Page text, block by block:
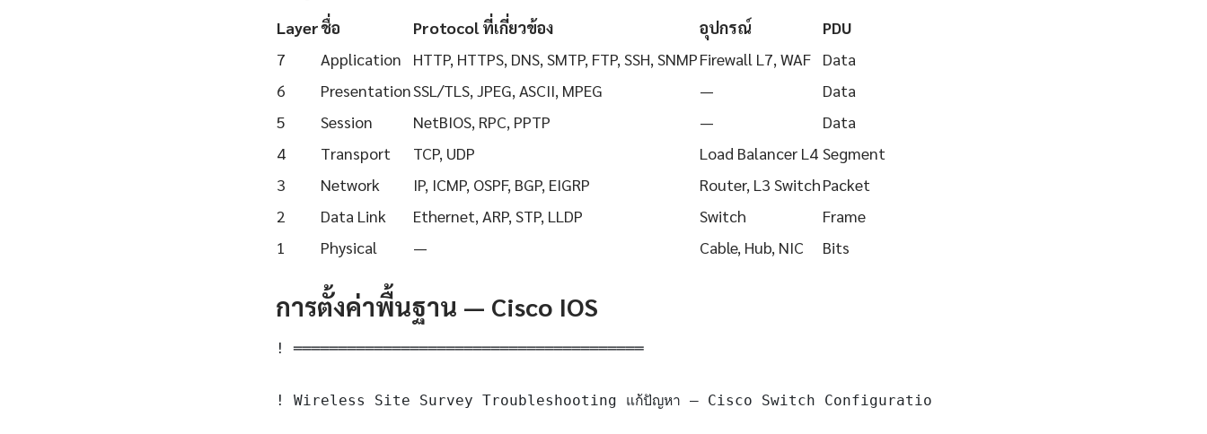
Layerชื่อ Protocol ที่เกี่ยวข้อง อุปกรณ์
PDU
7
Application HTTP, HTTPS, DNS, SMTP, FTP, SSH, SNMPFirewall L7, WAF
Data
6
PresentationSSL/TLS, JPEG, ASCII, MPEG —
Data
5
Session NetBIOS, RPC, PPTP —
Data
4
Transport TCP, UDP Load Balancer L4 Segment
3
Network IP, ICMP, OSPF, BGP, EIGRP Router, L3 SwitchPacket
2
Data Link Ethernet, ARP, STP, LLDP Switch
Frame
1
Physical — Cable, Hub, NIC Bits
การตั้งค่าพื้นฐาน — Cisco IOS
! ═══════════════════════════════════════
! Wireless Site Survey Troubleshooting แก้ปัญหา — Cisco Switch Configuration